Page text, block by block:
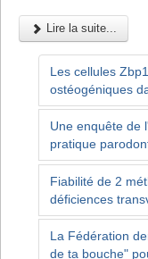
Lire la suite...
Les cellules
ostéogéniques
Une enquête de
pratique
Fiabilité de 2
déficiences
La Fédération
de ta bouche"